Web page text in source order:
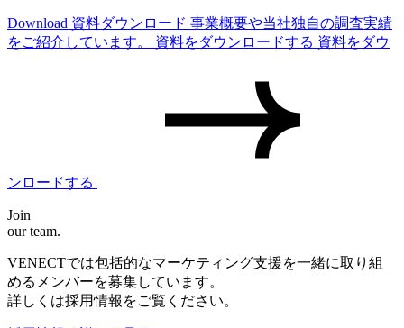
Download 資料ダウンロード 事業概要や当社独自の調査実績
をご紹介しています。
資料をダウンロードする 資料をダウ
ンロードする
Join
our team.
VENECTでは包括的なマーケティング支援を一緒に取り組
めるメンバーを募集しています。
詳しくは採用情報をご覧ください。